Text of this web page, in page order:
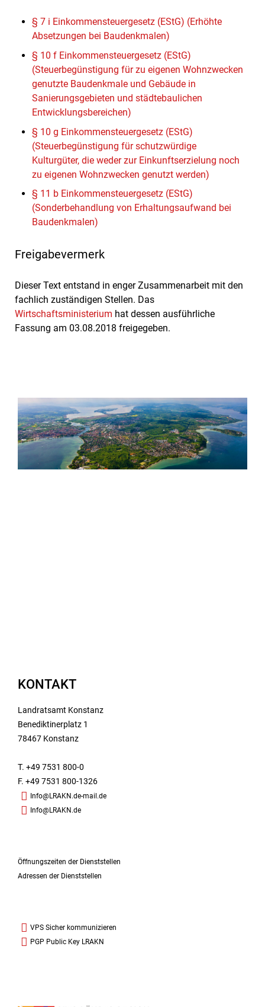
§ 7 i Einkommensteuergesetz (EStG) (Erhöhte
Absetzungen bei Baudenkmalen)
§ 10 f Einkommensteuergesetz (EStG)
(Steuerbegünstigung für zu eigenen Wohnzwecken
genutzte Baudenkmale und Gebäude in
Sanierungsgebieten und städtebaulichen
Entwicklungsbereichen)
§ 10 g Einkommensteuergesetz (EStG)
(Steuerbegünstigung für schutzwürdige
Kulturgüter, die weder zur Einkunftserzielung noch
zu eigenen Wohnzwecken genutzt werden)
§ 11 b Einkommensteuergesetz (EStG)
(Sonderbehandlung von Erhaltungsaufwand bei
Baudenkmalen)
Freigabevermerk
Dieser Text entstand in enger Zusammenarbeit mit den
fachlich zuständigen Stellen. Das
Wirtschaftsministerium hat dessen ausführliche
Fassung am 03.08.2018 freigegeben.
KONTAKT
Landratsamt Konstanz
Benediktinerplatz 1
78467 Konstanz
T. +49 7531 800-0
F. +49 7531 800-1326
Info@LRAKN.de-mail.de
Info@LRAKN.de
Öffnungszeiten der Dienststellen
Adressen der Dienststellen
VPS Sicher kommunizieren
PGP Public Key LRAKN